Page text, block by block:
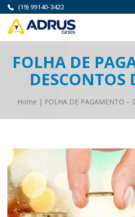
(19) 99140-3422
FOLHA DE
DESCONTOS
Home | FOLHA DE PAGAMENTO –